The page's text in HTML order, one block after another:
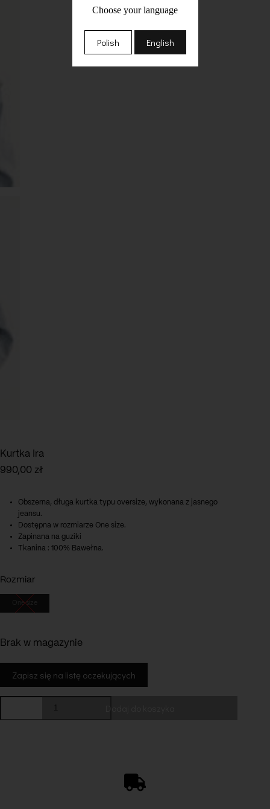
Kurtka Ira
990,00 zł
Obszerna, długa kurtka typu oversize, wykonana z jasnego
jeansu.
Dostępna w rozmiarze One size.
Zapinana na guziki
Tkanina : 100% Bawełna.
Rozmiar
One size
Brak w magazynie
ilość
Ira
Choose your language
Polish English